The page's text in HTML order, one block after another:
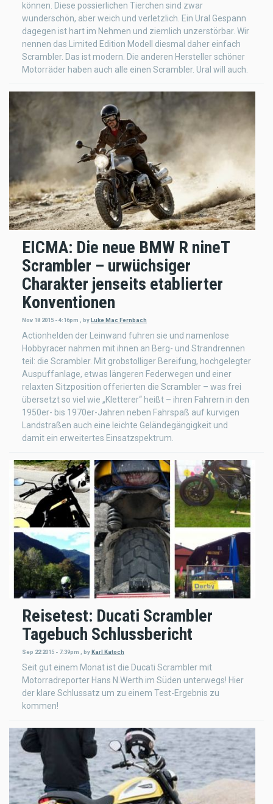
können. Diese possierlichen Tierchen sind zwar
wunderschön, aber weich und verletzlich. Ein Ural Gespann
dagegen ist hart im Nehmen und ziemlich unzerstörbar. Wir
nennen das Limited Edition Modell diesmal daher einfach
Scrambler. Das ist modern. Die anderen Hersteller schöner
Motorräder haben auch alle einen Scrambler. Ural will auch.
EICMA: Die neue BMW R nineT
Scrambler – urwüchsiger
Charakter jenseits etablierter
Konventionen
Nov 18 2015 - 4:16pm byLuke Mac Fernbach
Actionhelden der Leinwand fuhren sie und namenlose
Hobbyracer nahmen mit ihnen an Berg- und Strandrennen
teil: die Scrambler. Mit grobstolliger Bereifung, hochgelegter
Auspuffanlage, etwas längeren Federwegen und einer
relaxten Sitzposition offerierten die Scrambler – was frei
übersetzt so viel wie „Kletterer“ heißt – ihren Fahrern in den
1950er- bis 1970er-Jahren neben Fahrspaß auf kurvigen
Landstraßen auch eine leichte Geländegängigkeit und
damit ein erweitertes Einsatzspektrum.
Reisetest: Ducati Scrambler
Tagebuch Schlussbericht
Sep 22 2015 - 7:39pm byKarl Katoch
Seit gut einem Monat ist die Ducati Scrambler mit
Motorradreporter Hans N.Werth im Süden unterwegs! Hier
der klare Schlussatz um zu einem Test-Ergebnis zu
kommen!